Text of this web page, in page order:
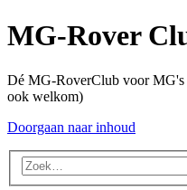
MG-Rover
Dé MG-RoverClub voor MG's
ook welkom)
Doorgaan naar inhoud